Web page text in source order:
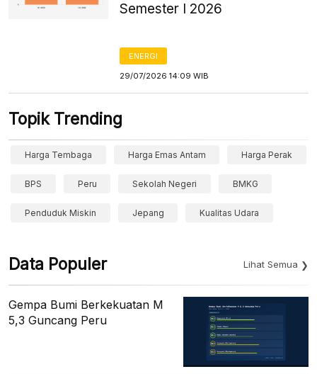
Semester I 2026
ENERGI
29/07/2026 14:09 WIB
Topik Trending
Harga Tembaga Harga Emas Antam Harga Perak
BPS Peru Sekolah Negeri BMKG
Penduduk Miskin Jepang Kualitas Udara
Data Populer Lihat Semua
Gempa Bumi Berkekuatan M
5,3 Guncang Peru